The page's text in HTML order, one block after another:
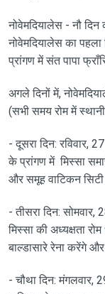
नोवेमदियालेस - नौ दिन
नोवेमदियालेस का
प्रांगण में संत पापा
अगले दिनों में,
(सभी समय रोम में
- दूसरा दिन: रविवार,
के प्रांगण में मिस्सा
और समूह वाटिकन सिटी
- तीसरा दिन:
मिस्सा की अध्यक्षता
बाल्डासारे रेना करेंगे
- चौथा दिन: मंगलवार,